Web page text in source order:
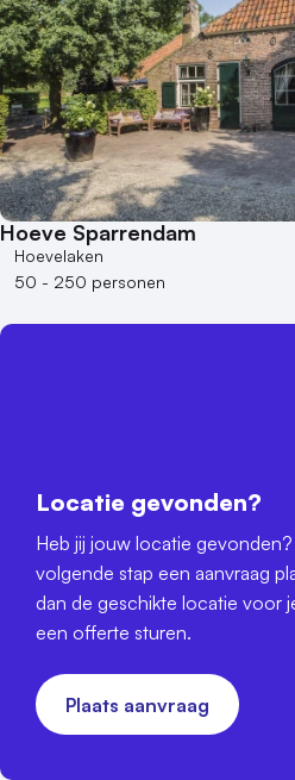
Hoeve Sparrendam
Hoevelaken
50 - 250 personen
Locatie gevonden?
Heb jij jouw locatie
volgende stap een aanvraag
dan de geschikte locatie voor
een offerte sturen.
Plaats aanvraag